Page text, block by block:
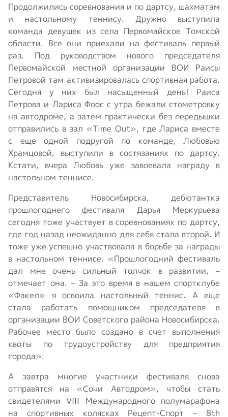
Продолжились соревнования и по дартсу, шахматам
и настольному теннису. Дружно выступила
команда девушек из села Первомайское Томской
области. Все они приехали на фестиваль первый
раз. Под руководством нового председателя
Первомайской местной организации ВОИ Раисы
Петровой там активизировалась спортивная работа.
Сегодня у них был насыщенный день! Раиса
Петрова и Лариса Фоос с утра бежали стометровку
на автодроме, а затем практически без передышки
отправились в зал «Time Out», где Лариса вместе
с еще одной подругой по команде, Любовью
Храмцовой, выступили в состязаниях по дартсу.
Кстати, вчера Любовь уже завоевала награду в
настольном теннисе.
Представитель Новосибирска, дебютантка
прошлогоднего фестиваля Дарья Меркурьева
сегодня тоже участвует в соревнованиях по дартсу,
где год назад неожиданно для себя стала второй. И
тоже уже успешно участвовала в борьбе за награды
в настольном теннисе. «Прошлогодний фестиваль
дал мне очень сильный толчок в развитии, –
отмечает она. – За это время в нашем спортклубе
«Факел» я освоила настольный теннис. А еще
стала работать помощником председателя в
организации ВОИ Советского района Новосибирска.
Рабочее место было создано в счет выполнения
квоты по трудоустройству для предприятия
города».
А завтра многие участники фестиваля снова
отправятся на «Сочи Автодром», чтобы стать
свидетелями VIII Международного полумарафона
на спортивных колясках Рецепт-Спорт – 8th